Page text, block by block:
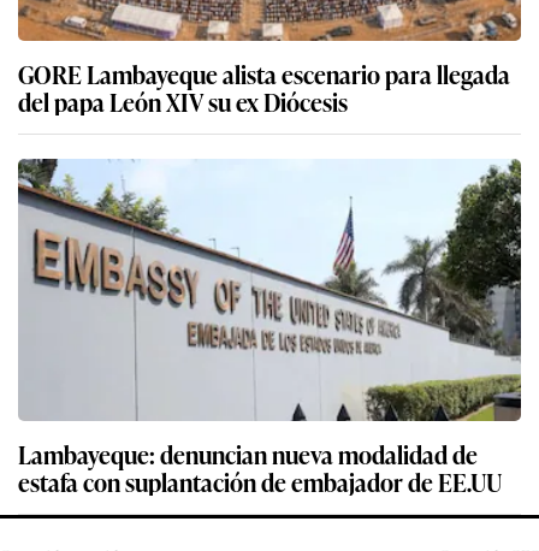
GORE Lambayeque alista escenario para llegada
del papa León XIV su ex Diócesis
Lambayeque: denuncian nueva modalidad de
estafa con suplantación de embajador de EE.UU